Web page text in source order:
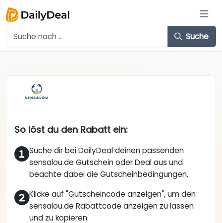
Suche
So löst du den Rabatt ein:
Suche dir bei DailyDeal deinen passenden
sensalou.de Gutschein oder Deal aus und
beachte dabei die Gutscheinbedingungen.
Klicke auf "Gutscheincode anzeigen", um den
sensalou.de Rabattcode anzeigen zu lassen
und zu kopieren.